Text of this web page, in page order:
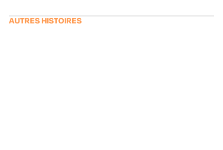
AUTRES HISTOIRES